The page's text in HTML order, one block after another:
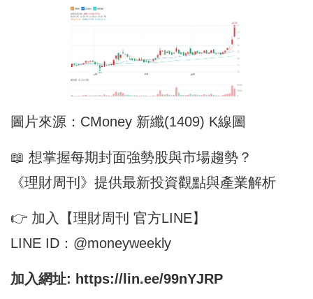
圖片來源：CMoney 新纖(1409) K線圖
📖 想掌握每期封面強勢股與市場趨勢？
《理財周刊》提供最新投資觀點與產業解析
👉 加入【理財周刊 官方LINE】
LINE ID：@moneyweekly
加入網址: https://lin.ee/99nYJRP